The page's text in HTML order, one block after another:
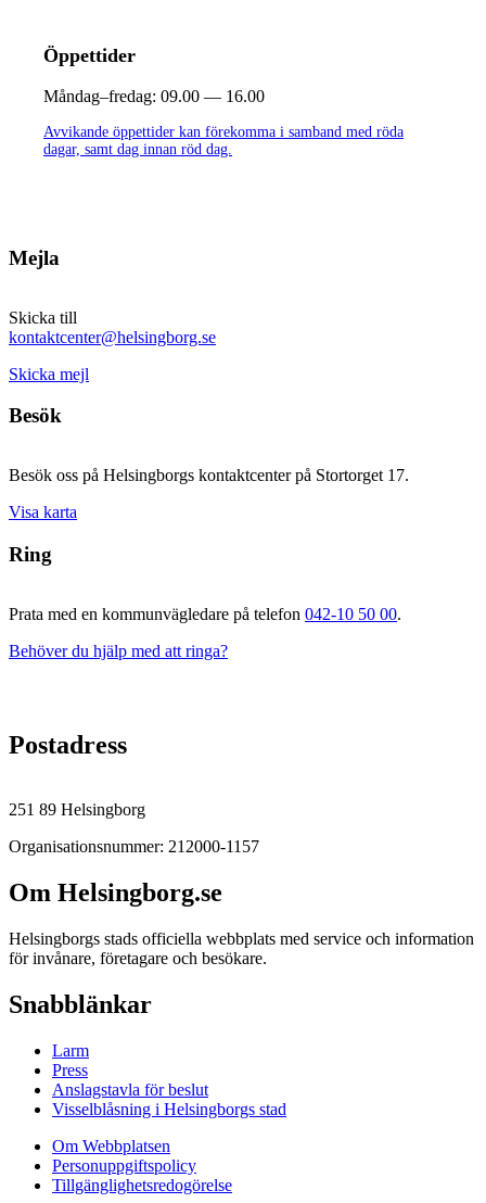
Öppettider
Måndag–fredag: 09.00 — 16.00
Avvikande öppettider kan förekomma i samband med röda
dagar, samt dag innan röd dag.
Mejla
Skicka till
kontaktcenter@helsingborg.se
Skicka mejl
Besök
Besök oss på Helsingborgs kontaktcenter på Stortorget 17.
Visa karta
Ring
Prata med en kommunvägledare på telefon 042-10 50 00.
Behöver du hjälp med att ringa?
Postadress
251 89 Helsingborg
Organisationsnummer: 212000-1157
Om Helsingborg.se
Helsingborgs stads officiella webbplats med service och information
för invånare, företagare och besökare.
Snabblänkar
Larm
Press
Anslagstavla för beslut
Visselblåsning i Helsingborgs stad
Om Webbplatsen
Personuppgiftspolicy
Tillgänglighetsredogörelse